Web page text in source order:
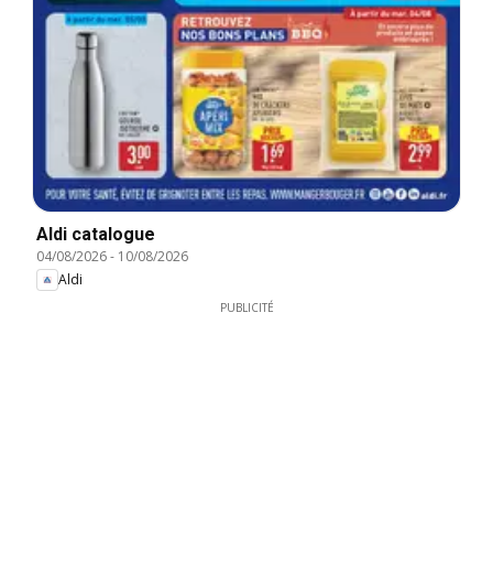
Aldi catalogue
04/08/2026- 10/08/2026
Aldi
PUBLICITÉ